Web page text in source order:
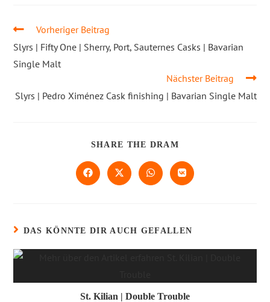
Vorheriger Beitrag
Slyrs | Fifty One | Sherry, Port, Sauternes Casks | Bavarian
Single Malt
Nächster Beitrag
Slyrs | Pedro Ximénez Cask finishing | Bavarian Single Malt
SHARE THE DRAM
DAS KÖNNTE DIR AUCH GEFALLEN
St. Kilian | Double Trouble